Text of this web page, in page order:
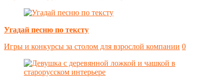
Угадай песню по тексту
Игры и конкурсы за столом для взрослой компании 0